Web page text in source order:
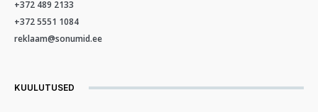
+372 489 2133
+372 5551 1084
reklaam@sonumid.ee
KUULUTUSED